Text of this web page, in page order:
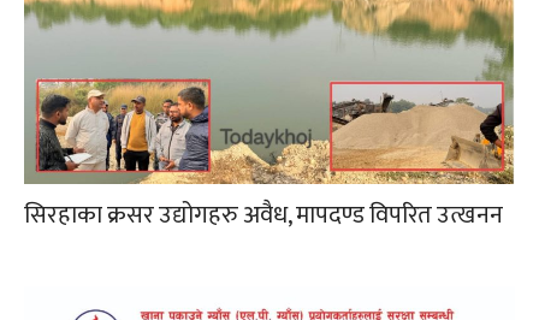
सिरहाका क्रसर उद्योगहरु अवैध, मापदण्ड विपरित उत्खनन